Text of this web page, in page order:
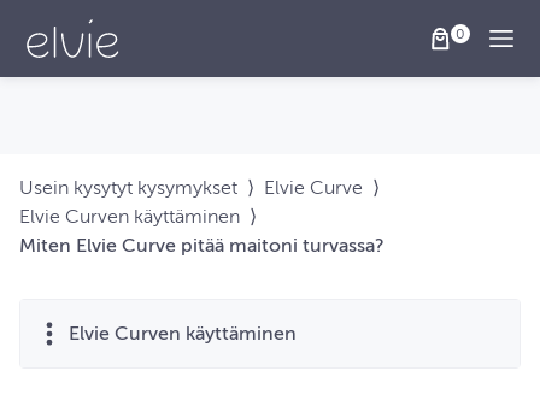
Usein kysytyt kysymykset ⟩ Elvie Curve ⟩
Elvie Curven käyttäminen ⟩
Miten Elvie Curve pitää maitoni turvassa?
Elvie Curven käyttäminen